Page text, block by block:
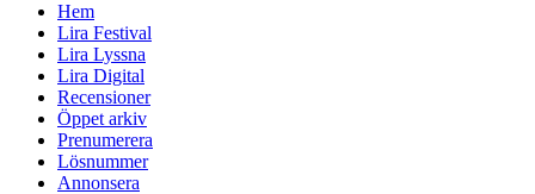
Hem
Lira Festival
Lira Lyssna
Lira Digital
Recensioner
Öppet arkiv
Prenumerera
Lösnummer
Annonsera